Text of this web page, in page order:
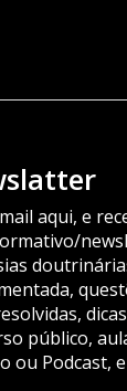
aqui, e
público,
ou Podcast,